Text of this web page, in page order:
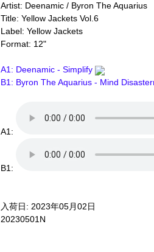
Artist: Deenamic / Byron The Aquarius
Title: Yellow Jackets Vol.6
Label: Yellow Jackets
Format: 12"
A1: Deenamic - Simplify
B1: Byron The Aquarius - Mind
A1:
B1:
入荷日: 2023年05月02日
20230501N